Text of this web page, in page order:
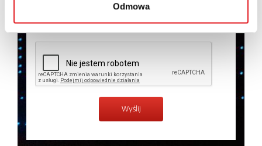
Odmowa
Zapoznałem z treściąPolityki Prywatności*